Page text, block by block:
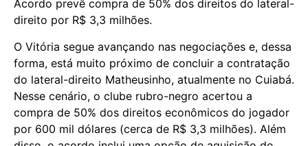
Acordo prevê compra de 50% dos direitos do lateral-
direito por R$ 3,3 milhões.
O Vitória segue avançando nas negociações e, dessa
forma, está muito próximo de concluir a contratação
do lateral-direito Matheusinho, atualmente no Cuiabá.
Nesse cenário, o clube rubro-negro acertou a
compra de 50% dos direitos econômicos do jogador
por 600 mil dólares (cerca de R$ 3,3 milhões). Além